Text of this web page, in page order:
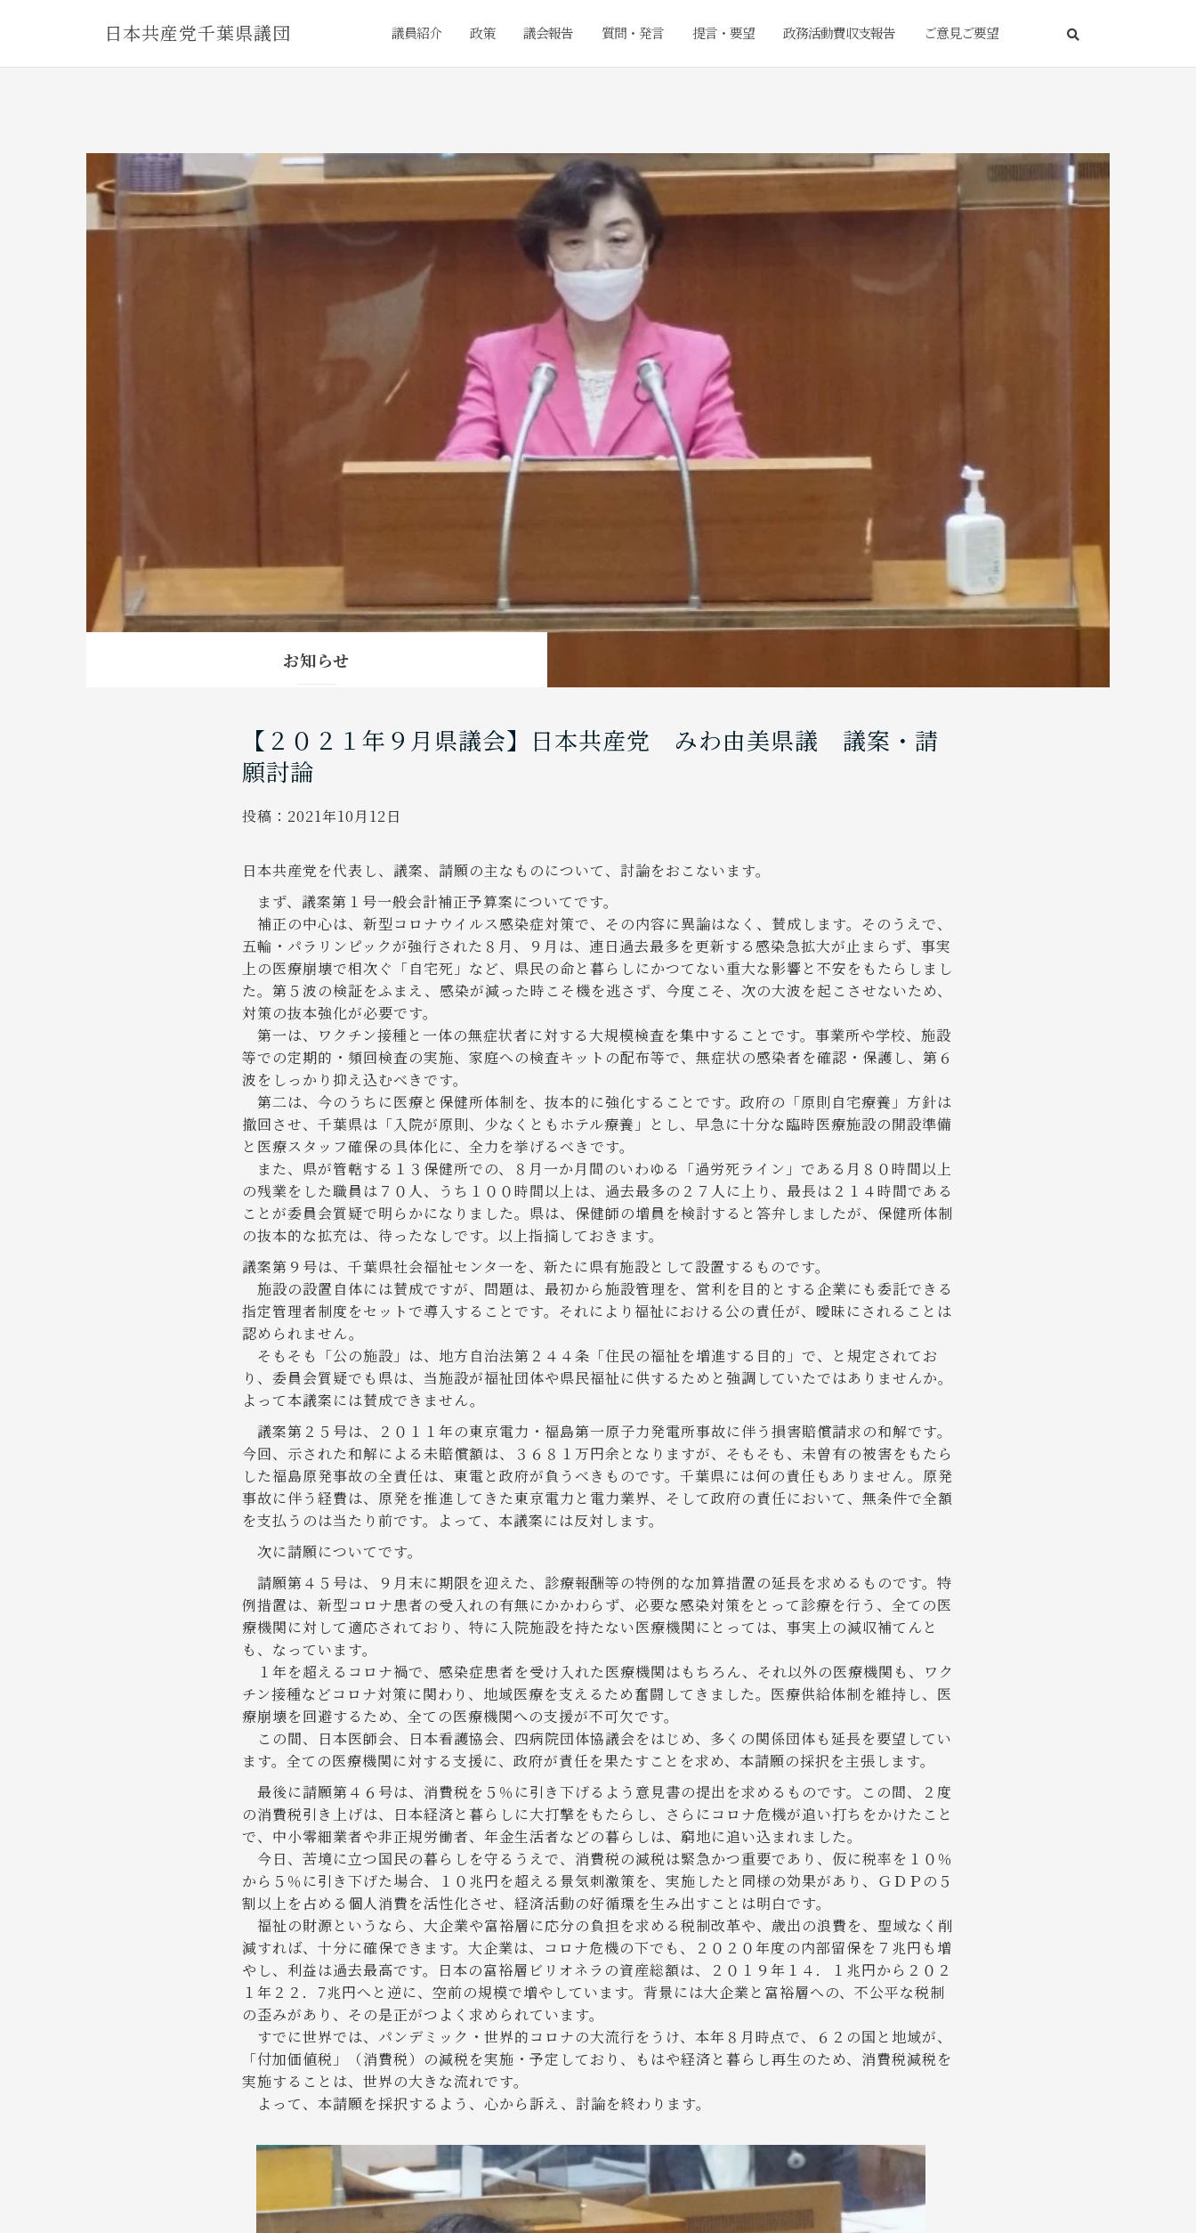
日本共産党千葉県議団 議員紹介 政策 議会報告 質問・発言 提言・要望 政務活動費収支報告 ご意見ご要望
お知らせ
【２０２１年９月県議会】日本共産党 みわ由美県議 議案・請
願討論
投稿： 2021年10月12日
日本共産党を代表し、議案、請願の主なものについて、討論をおこないます。
まず、議案第１号一般会計補正予算案についてです。
補正の中心は、新型コロナウイルス感染症対策で、その内容に異論はなく、賛成します。そのうえで、
五輪・パラリンピックが強行された８月、９月は、連日過去最多を更新する感染急拡大が止まらず、事実
上の医療崩壊で相次ぐ「自宅死」など、県民の命と暮らしにかつてない重大な影響と不安をもたらしまし
た。第５波の検証をふまえ、感染が減った時こそ機を逃さず、今度こそ、次の大波を起こさせないため、
対策の抜本強化が必要です。
第一は、ワクチン接種と一体の無症状者に対する大規模検査を集中することです。事業所や学校、施設
等での定期的・頻回検査の実施、家庭への検査キットの配布等で、無症状の感染者を確認・保護し、第６
波をしっかり抑え込むべきです。
第二は、今のうちに医療と保健所体制を、抜本的に強化することです。政府の「原則自宅療養」方針は
撤回させ、千葉県は「入院が原則、少なくともホテル療養」とし、早急に十分な臨時医療施設の開設準備
と医療スタッフ確保の具体化に、全力を挙げるべきです。
また、県が管轄する１３保健所での、８月一か月間のいわゆる「過労死ライン」である月８０時間以上
の残業をした職員は７０人、うち１００時間以上は、過去最多の２７人に上り、最長は２１４時間である
ことが委員会質疑で明らかになりました。県は、保健師の増員を検討すると答弁しましたが、保健所体制
の抜本的な拡充は、待ったなしです。以上指摘しておきます。
議案第９号は、千葉県社会福祉センタ一を、新たに県有施設として設置するものです。
施設の設置自体には賛成ですが、問題は、最初から施設管理を、営利を目的とする企業にも委託できる
指定管理者制度をセットで導入することです。それにより福祉における公の責任が、曖昧にされることは
認められません。
そもそも「公の施設」は、地方自治法第２４４条「住民の福祉を増進する目的」で、と規定されてお
り、委員会質疑でも県は、当施設が福祉団体や県民福祉に供するためと強調していたではありませんか。
よって本議案には賛成できません。
議案第２５号は、２０１１年の東京電力・福島第一原子力発電所事故に伴う損害賠償請求の和解です。
今回、示された和解による未賠償額は、３６８１万円余となりますが、そもそも、未曽有の被害をもたら
した福島原発事故の全責任は、東電と政府が負うべきものです。千葉県には何の責任もありません。原発
事故に伴う経費は、原発を推進してきた東京電力と電力業界、そして政府の責任において、無条件で全額
を支払うのは当たり前です。よって、本議案には反対します。
次に請願についてです。
請願第４５号は、９月末に期限を迎えた、診療報酬等の特例的な加算措置の延長を求めるものです。特
例措置は、新型コロナ患者の受入れの有無にかかわらず、必要な感染対策をとって診療を行う、全ての医
療機関に対して適応されており、特に入院施設を持たない医療機関にとっては、事実上の減収補てんと
も、なっています。
１年を超えるコロナ禍で、感染症患者を受け入れた医療機関はもちろん、それ以外の医療機関も、ワク
チン接種などコロナ対策に関わり、地域医療を支えるため奮闘してきました。医療供給体制を維持し、医
療崩壊を回避するため、全ての医療機関への支援が不可欠です。
この間、日本医師会、日本看護協会、四病院団体協議会をはじめ、多くの関係団体も延長を要望してい
ます。全ての医療機関に対する支援に、政府が責任を果たすことを求め、本請願の採択を主張します。
最後に請願第４６号は、消費税を５％に引き下げるよう意見書の提出を求めるものです。この間、２度
の消費税引き上げは、日本経済と暮らしに大打撃をもたらし、さらにコロナ危機が追い打ちをかけたこと
で、中小零細業者や非正規労働者、年金生活者などの暮らしは、窮地に追い込まれました。
今日、苦境に立つ国民の暮らしを守るうえで、消費税の減税は緊急かつ重要であり、仮に税率を１０％
から５％に引き下げた場合、１０兆円を超える景気刺激策を、実施したと同様の効果があり、ＧＤＰの５
割以上を占める個人消費を活性化させ、経済活動の好循環を生み出すことは明白です。
福祉の財源というなら、大企業や富裕層に応分の負担を求める税制改革や、歳出の浪費を、聖域なく削
減すれば、十分に確保できます。大企業は、コロナ危機の下でも、２０２０年度の内部留保を７兆円も増
やし、利益は過去最高です。日本の富裕層ビリオネラの資産総額は、２０１９年１４．１兆円から２０２
１年２２．7兆円へと逆に、空前の規模で増やしています。背景には大企業と富裕層への、不公平な税制
の歪みがあり、その是正がつよく求められています。
すでに世界では、パンデミック・世界的コロナの大流行をうけ、本年８月時点で、６２の国と地域が、
「付加価値税」（消費税）の減税を実施・予定しており、もはや経済と暮らし再生のため、消費税減税を
実施することは、世界の大きな流れです。
よって、本請願を採択するよう、心から訴え、討論を終わります。